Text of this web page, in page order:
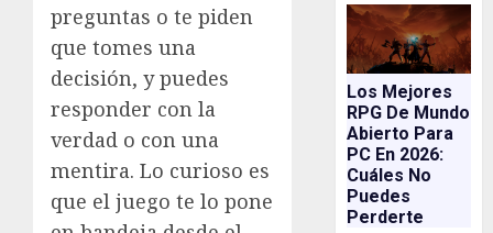
preguntas o te piden
que tomes una
decisión, y puedes
responder con la
verdad o con una
mentira. Lo curioso es
que el juego te lo pone
Los Mejores
RPG De Mundo
Abierto Para
PC En 2026:
Cuáles No
Puedes
Perderte